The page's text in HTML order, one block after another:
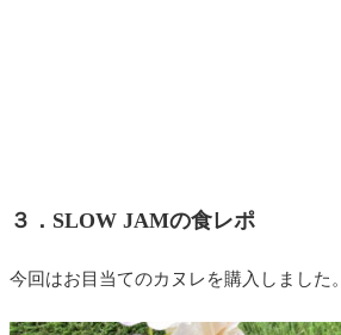
３．SLOW JAMの食レポ
今回はお目当てのカヌレを購入しました。